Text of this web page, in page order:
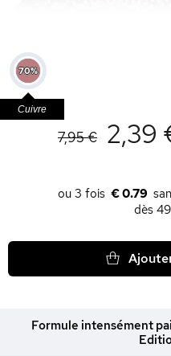
7,95 € 2,39
€ 0.79
dès
Formule intensément
Cuivre